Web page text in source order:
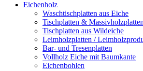
Eichenholz
Waschtischplatten aus Eiche
Tischplatten & Massivholzplatten
Tischplatten aus Wildeiche
Leimholzplatten /
Bar- und Tresenplatten
Vollholz Eiche mit Baumkante
Eichenbohlen